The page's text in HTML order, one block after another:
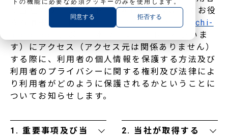
トの機能に必要な必須クッキーのみを使用します。
同意する 拒否する
が当社のウェブサイト「MABUCHI MOTOR お役
立ち情報サイト」（ https://solution.mabuchi-
、以下「本ウェブサイト」といいま
す）
にアクセス（アクセス元は関係ありません）
する際に、利用者の個人情報を保護する方法及び
利用者のプライバシーに関する権利及び法律によ
り利用者がどのように保護されるかということに
ついてお知らせします。
1. 重要事項及び当
2. 当社が取得する